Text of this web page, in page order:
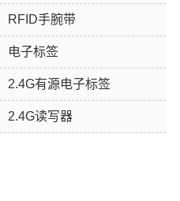
RFID手腕带
电子标签
2.4G有源电子标签
2.4G读写器